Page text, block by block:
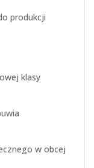
produkcji
klasy
w obcej